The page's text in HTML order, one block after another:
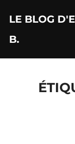
contenu
LE BLOG
B.